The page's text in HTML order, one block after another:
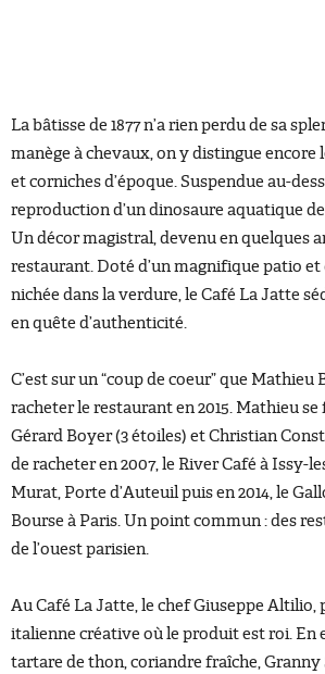
La bâtisse de 1877 n’a rien perdu de sa
manège à chevaux, on y distingue encore
et corniches d’époque. Suspendue au-
reproduction d’un dinosaure aquatique
Un décor magistral, devenu en quelques
restaurant. Doté d’un magnifique patio et
nichée dans la verdure, le Café La Jatte
en quête d’authenticité.
C’est sur un “coup de coeur” que Mathieu
racheter le restaurant en 2015. Mathieu
Gérard Boyer (3 étoiles) et Christian
de racheter en 2007, le River Café à Issy-
Murat, Porte d’Auteuil puis en 2014, le
Bourse à Paris. Un point commun : des
de l’ouest parisien.
Au Café La Jatte, le chef Giuseppe Altilio,
italienne créative où le produit est roi. En
tartare de thon, coriandre fraîche,